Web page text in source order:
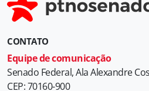
CONTATO
Equipe de comunicação
Senado Federal, Ala Alexandre
CEP: 70160-900